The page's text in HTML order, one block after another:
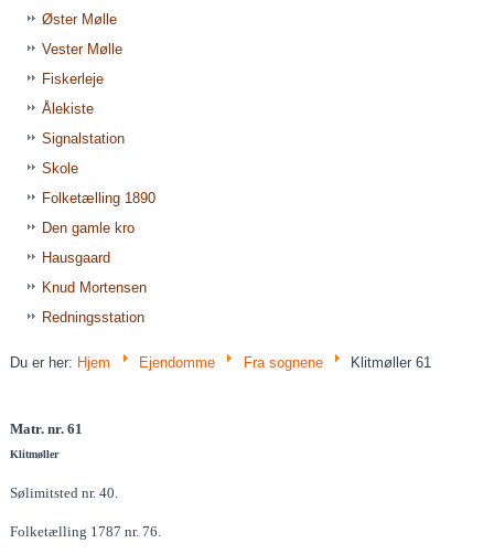
Øster Mølle
Vester Mølle
Fiskerleje
Ålekiste
Signalstation
Skole
Folketælling 1890
Den gamle kro
Hausgaard
Knud Mortensen
Redningsstation
Du er her: Hjem Ejendomme Fra sognene Klitmøller 61
Matr. nr. 61
Klitmøller
Sølimitsted nr. 40.
Folketælling 1787 nr. 76.